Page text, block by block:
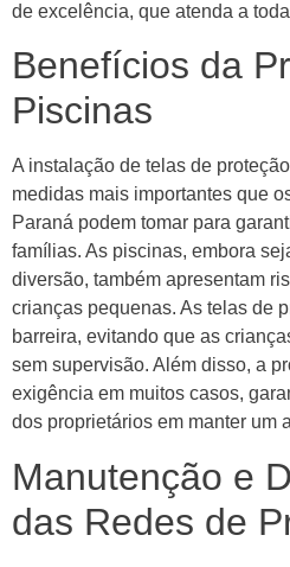
de excelência, que atenda a
Benefícios da
Piscinas
A instalação de telas de
medidas mais importantes que
Paraná podem tomar para
famílias. As piscinas, embora
diversão, também apresentam
crianças pequenas. As telas de
barreira, evitando que as
sem supervisão. Além disso, a
exigência em muitos casos,
dos proprietários em manter um
Manutenção e
das Redes de